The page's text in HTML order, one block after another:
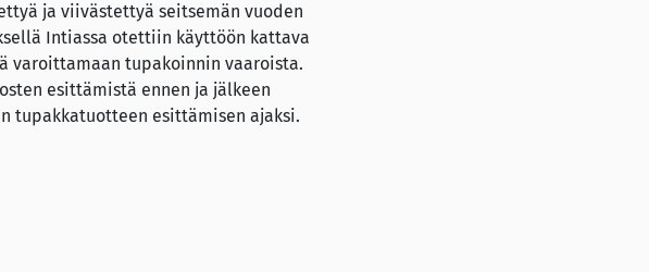
ja viivästettyä seitsemän vuoden
Intiassa otettiin käyttöön kattava
varoittamaan tupakoinnin vaaroista.
esittämistä ennen ja jälkeen
tupakkatuotteen esittämisen ajaksi.